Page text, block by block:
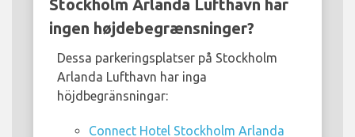
Stockholm Arlanda Lufthavn har
ingen højdebegrænsninger?
Dessa parkeringsplatser på Stockholm
Arlanda Lufthavn har inga
höjdbegränsningar:
Connect Hotel Stockholm Arlanda